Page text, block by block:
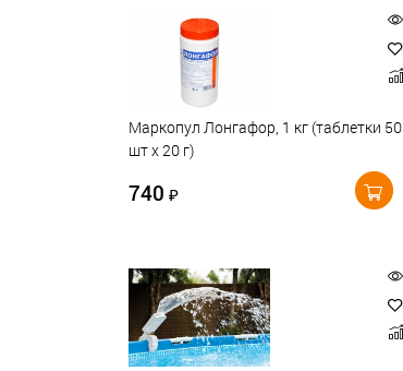
Маркопул Лонгафор, 1 кг (таблетки 50
шт х 20 г)
740 ₽